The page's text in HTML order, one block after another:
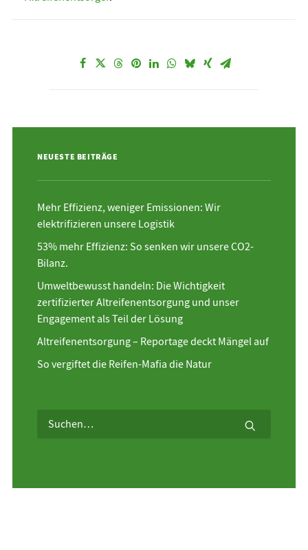
NEUESTE BEITRÄGE
Mehr Effizienz, weniger Emissionen: Wir
elektrifizieren unsere Logistik
53% mehr Effizienz: So senken wir unsere CO2-
Bilanz.
Umweltbewusst handeln: Die Wichtigkeit
zertifizierter Altreifenentsorgung und unser
Engagement als Teil der Lösung
Altreifenentsorgung – Reportage deckt Mängel auf
So vergiftet die Reifen-Mafia die Natur